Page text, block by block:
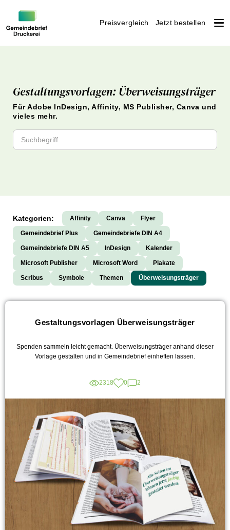
Preisvergleich Jetzt bestellen
Gestaltungsvorlagen: Überweisungsträger
Für Adobe InDesign, Affinity, MS Publisher, Canva und
vieles mehr.
Kategorien: Affinity Canva Flyer
Gemeindebrief Plus Gemeindebriefe DIN A4
Gemeindebriefe DIN A5 InDesign Kalender
Microsoft Publisher Microsoft Word Plakate
Scribus Symbole Themen Überweisungsträger
Gestaltungsvorlagen Überweisungsträger
Spenden sammeln leicht gemacht. Überweisungsträger anhand dieser
Vorlage gestalten und in Gemeindebrief einheften lassen.
2318 0 2